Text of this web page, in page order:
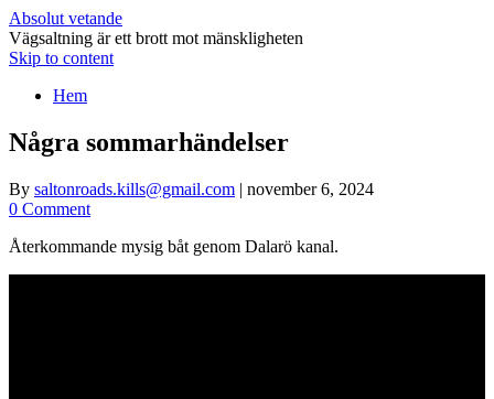
Absolut vetande
Vägsaltning är ett brott mot mänskligheten
Skip to content
Hem
Några sommarhändelser
By saltonroads.kills@gmail.com | november 6, 2024
0 Comment
Återkommande mysig båt genom Dalarö kanal.